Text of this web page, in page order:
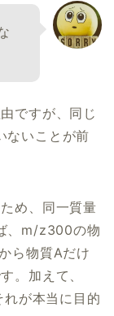
ですが、同じ
ないことが前
め、同一質量
、m/z300の物
ら物質Aだけ
。加えて、
が本当に目的